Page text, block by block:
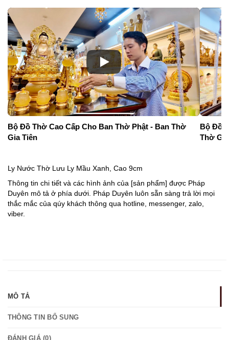
Bộ Đồ Thờ Cao Cấp Cho Ban Thờ Phật - Ban Thờ
Gia Tiên
Bộ Đồ
Thờ
Ly Nước Thờ Lưu Ly Mầu Xanh, Cao 9cm
Thông tin chi tiết và các hình ảnh của [sản phẩm] được Pháp
Duyên mô tả ở phía dưới. Pháp Duyên luôn sẵn sàng trả lời mọi
thắc mắc của qúy khách thông qua hotline, messenger, zalo,
viber.
MÔ TẢ
THÔNG TIN BỔ SUNG
ĐÁNH GIÁ (0)